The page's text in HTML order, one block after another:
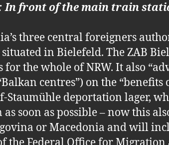
In front of the main train
three central foreigners
in Bielefeld. The ZAB
the whole of NRW. It also
centres”) on the
Staumühle deportation lager,
soon as possible – now this
or Macedonia and will